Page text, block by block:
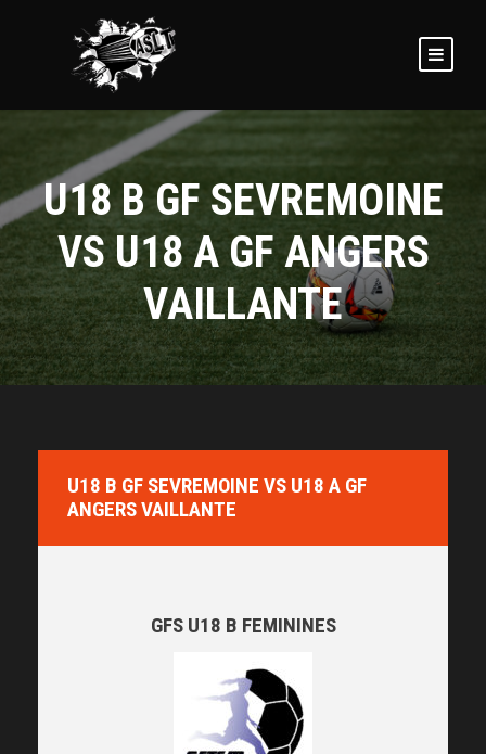
U18 B GF SEVREMOINE
VS U18 A GF ANGERS
VAILLANTE
U18 B GF SEVREMOINE VS U18 A GF
ANGERS VAILLANTE
GFS U18 B FEMININES